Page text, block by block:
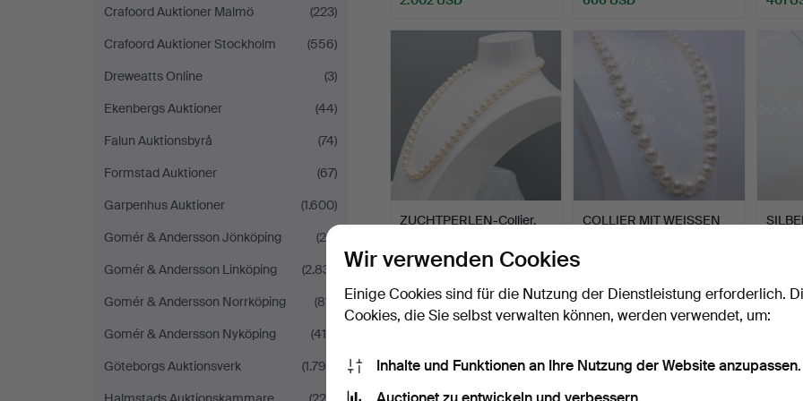
Crafoord Auktioner Malmö
(223)
Crafoord Auktioner Stockholm
(556)
Dreweatts Online
(3)
Ekenbergs Auktioner
(44)
Falun Auktionsbyrå
(74)
Formstad Auktioner
(67)
Garpenhus Auktioner
(1.600)
Gomér & Andersson Jönköping
(25)
Gomér & Andersson Linköping
(2.831)
Gomér & Andersson Norrköping
(811)
Gomér & Andersson Nyköping
(416)
Göteborgs Auktionsverk
(1.790)
ZUCHTPERLEN-Collier.
Beendet 3. Jul 2026
65 USD
COLLIER MIT WEISSEN
80 USD 37
Wir verwenden Cookies
Einige Cookies sind für die Nutzung der Dienstleistung erforderlich.
Cookies, die Sie selbst verwalten können, werden verwendet, um:
Inhalte und Funktionen an Ihre Nutzung der Website anzupassen.